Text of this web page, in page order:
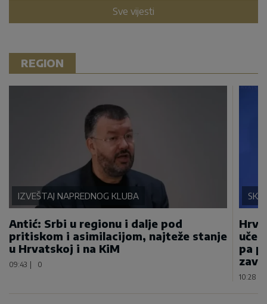
Sve vijesti
REGION
IZVEŠTAJ NAPREDNOG KLUBA
Antić: Srbi u regionu i dalje pod
pritiskom i asimilacijom, najteže stanje
u Hrvatskoj i na KiM
09:43 | 0
pa
10:28